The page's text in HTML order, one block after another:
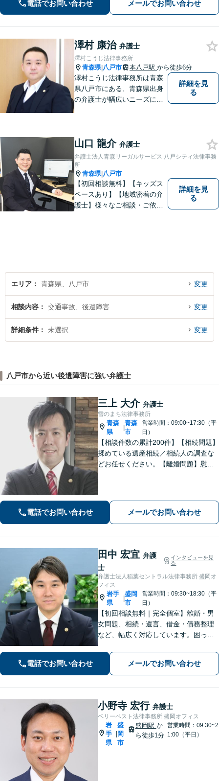
り】
電話でお問い合わせ メールでお問い合わせ
澤村 康治 弁護士
澤村こうじ法律事務所
青森県|八戸市 本八戸駅 から徒歩6分
澤村こうじ法律事務所は青森
県八戸市にある、青森県出身
の弁護士が幅広いニーズにお
詳細を見
る
山口 龍介 弁護士
弁護士法人青森リーガルサービス 八戸シティ法律事務
所
青森県|八戸市
【初回相談無料】【キッズス
ペースあり】【地域密着の弁
護士】様々なご相談・ご依頼
詳細を見
る
エリア 青森県、八戸市 変更
相談内容 交通事故、後遺障害 変更
詳細条件 未選択 変更
八戸市から近い後遺障害に強い弁護士
三上 大介 弁護士
雪のまち法律事務所
青森
県
|
青森
市
営業時間：09:00~17:30（平
日）
【相談件数の累計200件】【相続問題】
揉めている遺産相続／相続人の調査な
どお任せください。【離婚問題】慰謝
相談可】
電話でお問い合わせ メールでお問い合わせ
田中 宏宜 弁護
士
インタビューを見
る
弁護士法人稲葉セントラル法律事務所 盛岡オ
フィス
岩手
県
|
盛岡
市
営業時間：09:30~18:30（平
日）
【初回相談無料｜完全個室】離婚・男
女問題、相続・遺言、借金・債務整理
など、幅広く対応しています。困って
れる弁護士を目指しています。お困り
の際はおひとりで悩まず、お気軽にご
連絡ください。【WEB面談可】
電話でお問い合わせ メールでお問い合わせ
小野寺 宏行 弁護士
ベリーベスト法律事務所 盛岡オフィス
岩
手
県
盛
岡
市
盛岡駅 か
ら徒歩1分
営業時間：09:30~2
1:00（平日）